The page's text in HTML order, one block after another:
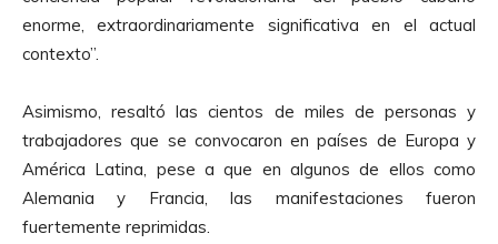
enorme, extraordinariamente significativa en el actual
contexto”.
Asimismo, resaltó las cientos de miles de personas y
trabajadores que se convocaron en países de Europa y
América Latina, pese a que en algunos de ellos como
Alemania y Francia, las manifestaciones fueron
fuertemente reprimidas.